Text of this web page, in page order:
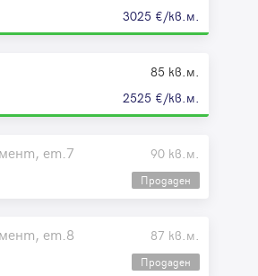
3025 €/кв.м.
85 кв.м.
2525 €/кв.м.
ет.7 90 кв.м.
Продаден
ет.8 87 кв.м.
Продаден